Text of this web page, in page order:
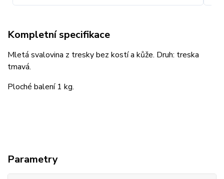
Kompletní specifikace
Mletá svalovina z tresky bez kostí a kůže. Druh: treska
tmavá.
Ploché balení 1 kg.
Parametry